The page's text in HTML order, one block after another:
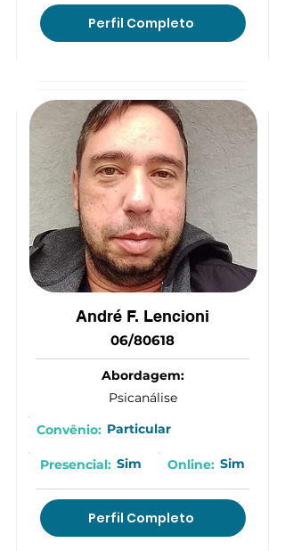
Perfil Completo
(15) 9 9160-5266
André F. Lencioni
06/80618
Abordagem:
Psicanálise
Convênio: Particular
Presencial: Sim Online: Sim
Perfil Completo